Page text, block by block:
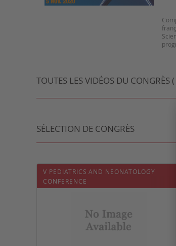
TOUTES LES VIDÉOS DU CONGRÈS
SÉLECTION DE CONGRÈS
V PEDIATRICS AND NEONATOLOGY
CONFERENCE